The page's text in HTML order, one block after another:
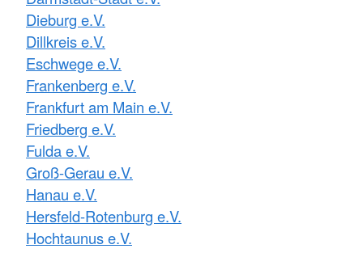
Dieburg e.V.
Dillkreis e.V.
Eschwege e.V.
Frankenberg e.V.
Frankfurt am Main e.V.
Friedberg e.V.
Fulda e.V.
Groß-Gerau e.V.
Hanau e.V.
Hersfeld-Rotenburg e.V.
Hochtaunus e.V.